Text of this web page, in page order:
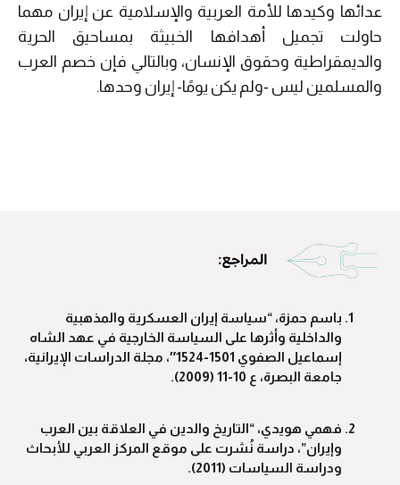
عدائها وكيدها للأمة العربية والإسلامية عن إيران مهما
حاولت تجميل أهدافها الخبيثة بمساحيق الحرية
والديمقراطية وحقوق الإنسان، وبالتالي فإن خصم العرب
والمسلمين ليس -ولم يكن يومًا- إيران وحدها.
باسم حمزة، “سياسة إيران العسكرية والمذهبية
والداخلية وأثرها على السياسة الخارجية في عهد الشاه
إسماعيل الصفوي 1501-1524″، مجلة الدراسات الإيرانية،
جامعة البصرة، ع 10-11 (2009).
فهمي هويدي، “التاريخ والدين في العلاقة بين العرب
وإيران”، دراسة نُشرت على موقع المركز العربي للأبحاث
ودراسة السياسات (2011).